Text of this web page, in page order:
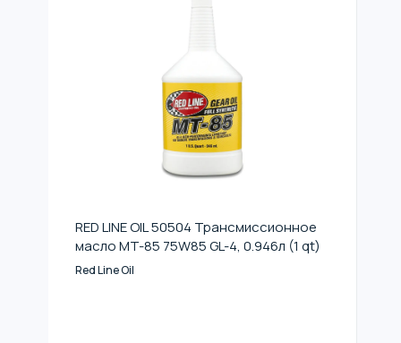
RED LINE OIL 50504 Трансмиссионное
масло MT-85 75W85 GL-4, 0.946л (1 qt)
Red Line Oil